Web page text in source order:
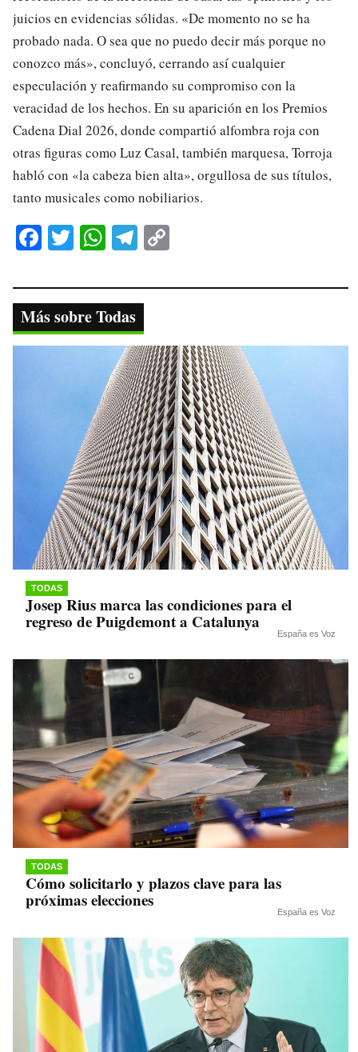
juicios en evidencias sólidas. «De momento no se ha
probado nada. O sea que no puedo decir más porque no
conozco más», concluyó, cerrando así cualquier
especulación y reafirmando su compromiso con la
veracidad de los hechos. En su aparición en los Premios
Cadena Dial 2026, donde compartió alfombra roja con
otras figuras como Luz Casal, también marquesa, Torroja
habló con «la cabeza bien alta», orgullosa de sus títulos,
tanto musicales como nobiliarios.
Fa
bo
ok
T
tte
r
W
ts
A
pp
Te
gr
a
m
y
nk
Más sobre Todas
TODAS
Josep Rius marca las condiciones para el
regreso de Puigdemont a Catalunya
España es Voz
TODAS
Cómo solicitarlo y plazos clave para las
próximas elecciones
España es Voz